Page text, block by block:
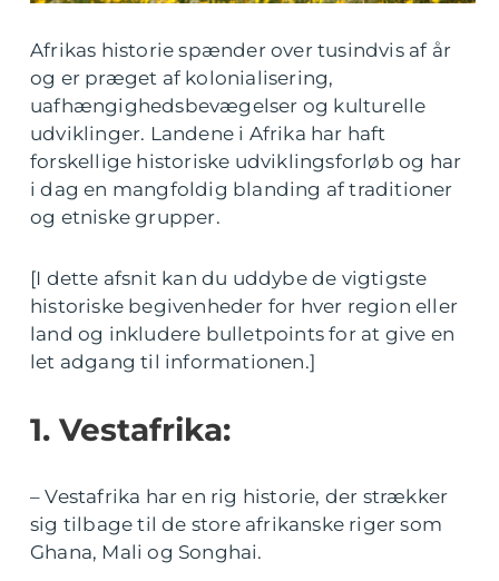
Afrikas historie spænder over tusindvis af år
og er præget af kolonialisering,
uafhængighedsbevægelser og kulturelle
udviklinger. Landene i Afrika har haft
forskellige historiske udviklingsforløb og har
i dag en mangfoldig blanding af traditioner
og etniske grupper.
[I dette afsnit kan du uddybe de vigtigste
historiske begivenheder for hver region eller
land og inkludere bulletpoints for at give en
let adgang til informationen.]
1. Vestafrika:
– Vestafrika har en rig historie, der strækker
sig tilbage til de store afrikanske riger som
Ghana, Mali og Songhai.